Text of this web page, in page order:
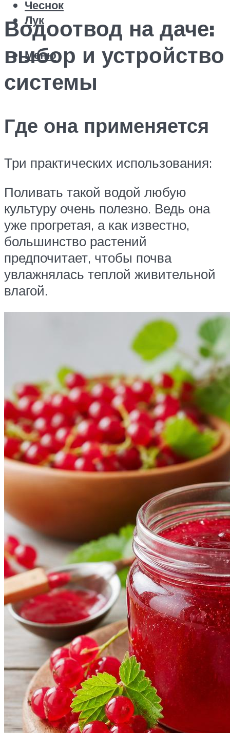
Чеснок
Лук
Меню
Водоотвод на даче:
выбор и устройство
системы
Где она применяется
Три практических использования:
Поливать такой водой любую
культуру очень полезно. Ведь она
уже прогретая, а как известно,
большинство растений
предпочитает, чтобы почва
увлажнялась теплой живительной
влагой.